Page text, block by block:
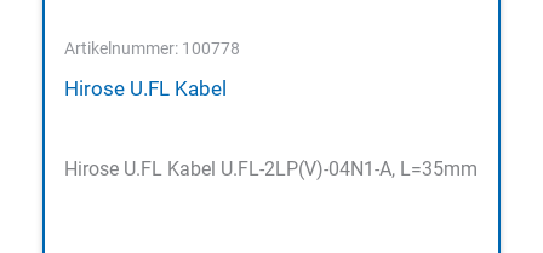
Artikelnummer: 100778
Hirose U.FL Kabel
Hirose U.FL Kabel U.FL-2LP(V)-04N1-A, L=35mm